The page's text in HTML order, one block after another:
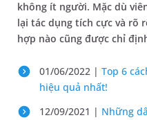
không ít người. Mặc dù
lại tác dụng tích cực và rõ
hợp nào cũng được chỉ
01/06/2022 | Top 6
hiệu quả nhất!
12/09/2021 | Những